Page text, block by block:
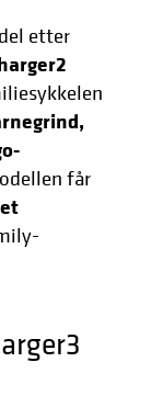
etter
får